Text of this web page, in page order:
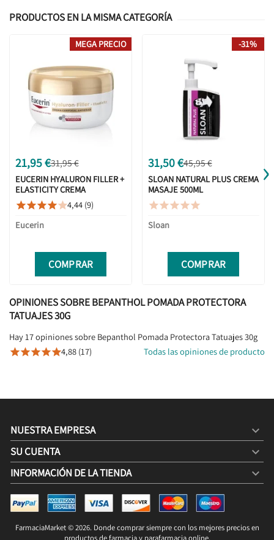
BEPANTHOL POMADA PROTECTORA TATUAJES 30G
8,95 € 6,20 € SIN STOCK
PRODUCTOS EN LA MISMA CATEGORÍA
21,95 €31,95 €
EUCERIN HYALURON FILLER +
ELASTICITY CREMA
CORPORAL ANTI-EDAD 200ML
4,44 (9)
Eucerin
COMPRAR
MEGA PRECIO
31,50 €45,95 €
SLOAN NATURAL PLUS CREMA
MASAJE 500ML

Sloan
COMPRAR
-31%
›
OPINIONES SOBRE BEPANTHOL POMADA PROTECTORA
TATUAJES 30G
Hay 17 opiniones sobre Bepanthol Pomada Protectora Tatuajes 30g
4,88 (17) Todas las opiniones de producto
NUESTRA EMPRESA 
SU CUENTA 
INFORMACIÓN DE LA TIENDA keyboard_arrow_down
FarmaciaMarket © 2026. Donde comprar siempre con los mejores precios en
productos de farmacia y parafarmacia online.